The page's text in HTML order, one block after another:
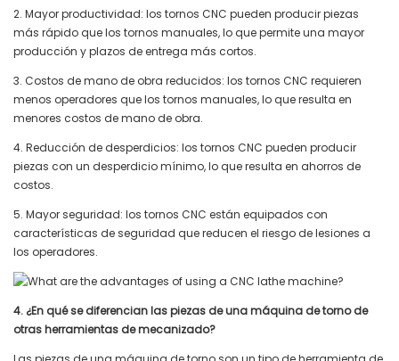
2. Mayor productividad: los tornos CNC pueden producir piezas
más rápido que los tornos manuales, lo que permite una mayor
producción y plazos de entrega más cortos.
3. Costos de mano de obra reducidos: los tornos CNC requieren
menos operadores que los tornos manuales, lo que resulta en
menores costos de mano de obra.
4. Reducción de desperdicios: los tornos CNC pueden producir
piezas con un desperdicio mínimo, lo que resulta en ahorros de
costos.
5. Mayor seguridad: los tornos CNC están equipados con
características de seguridad que reducen el riesgo de lesiones a
los operadores.
4. ¿En qué se diferencian las piezas de una máquina de torno de
otras herramientas de mecanizado?